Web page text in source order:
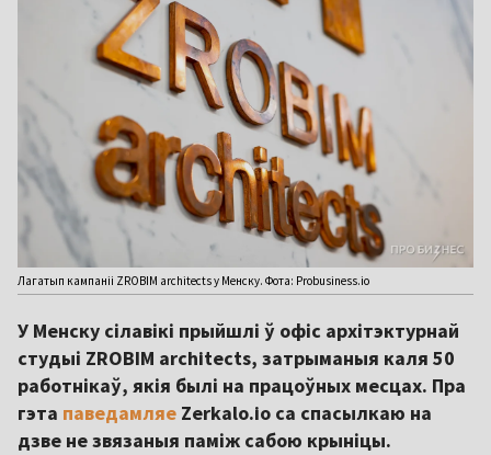
Лагатып кампаніі ZROBIM architects у Менску. Фота: Probusiness.io
У Менску сілавікі прыйшлі ў офіс архітэктурнай
студыі ZROBIM architects, затрыманыя каля 50
работнікаў, якія былі на працоўных месцах. Пра
гэта паведамляе Zerkalo.io са спасылкаю на
дзве не звязаныя паміж сабою крыніцы.